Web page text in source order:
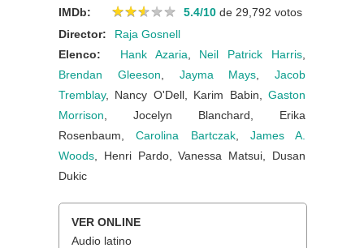
IMDb:
★★★★★
★★★★★ 5.4/10 de 29,792 votos
Director:
Raja Gosnell
Elenco:
Hank Azaria Neil Patrick Harris
Brendan Gleeson
Jayma Mays
Jacob
Tremblay, Nancy O'Dell, Karim Babin, Gaston
Morrison , Jocelyn Blanchard, Erika
Rosenbaum,Carolina Bartczak, James A.
Woods , Henri Pardo, Vanessa Matsui, Dusan
Dukic
VER ONLINE
Audio latino